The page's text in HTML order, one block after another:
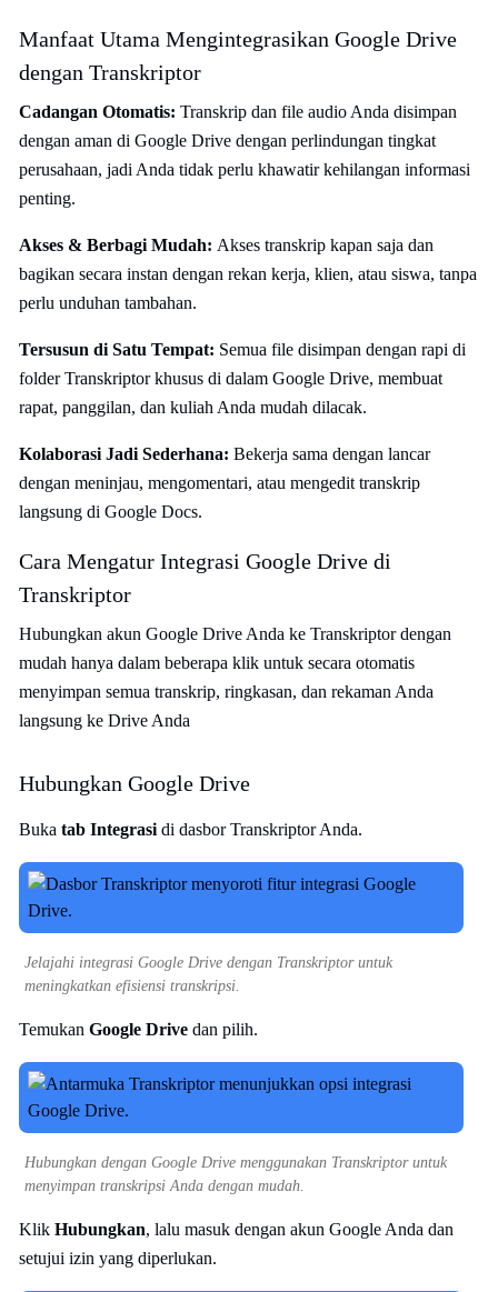
Manfaat Utama Mengintegrasikan Google Drive
dengan Transkriptor
Cadangan Otomatis: Transkrip dan file audio Anda disimpan
dengan aman di Google Drive dengan perlindungan tingkat
perusahaan, jadi Anda tidak perlu khawatir kehilangan informasi
penting.
Akses & Berbagi Mudah: Akses transkrip kapan saja dan
bagikan secara instan dengan rekan kerja, klien, atau siswa, tanpa
perlu unduhan tambahan.
Tersusun di Satu Tempat: Semua file disimpan dengan rapi di
folder Transkriptor khusus di dalam Google Drive, membuat
rapat, panggilan, dan kuliah Anda mudah dilacak.
Kolaborasi Jadi Sederhana: Bekerja sama dengan lancar
dengan meninjau, mengomentari, atau mengedit transkrip
langsung di Google Docs.
Cara Mengatur Integrasi Google Drive di
Transkriptor
Hubungkan akun Google Drive Anda ke Transkriptor dengan
mudah hanya dalam beberapa klik untuk secara otomatis
menyimpan semua transkrip, ringkasan, dan rekaman Anda
langsung ke Drive Anda
Hubungkan Google Drive
Buka tab Integrasi di dasbor Transkriptor Anda.
Jelajahi integrasi Google Drive dengan Transkriptor untuk
meningkatkan efisiensi transkripsi.
Temukan Google Drive dan pilih.
Hubungkan dengan Google Drive menggunakan Transkriptor untuk
menyimpan transkripsi Anda dengan mudah.
Klik Hubungkan, lalu masuk dengan akun Google Anda dan
setujui izin yang diperlukan.